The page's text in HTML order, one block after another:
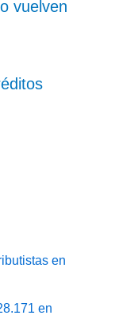
vuelven
en
en